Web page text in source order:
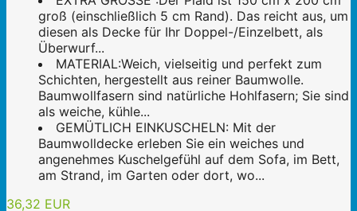
groß (einschließlich 5 cm Rand). Das reicht aus, um
diesen als Decke für Ihr Doppel-/Einzelbett, als
Überwurf...
MATERIAL:Weich, vielseitig und perfekt zum
Schichten, hergestellt aus reiner Baumwolle.
Baumwollfasern sind natürliche Hohlfasern; Sie sind
als weiche, kühle...
GEMÜTLICH EINKUSCHELN: Mit der
Baumwolldecke erleben Sie ein weiches und
angenehmes Kuschelgefühl auf dem Sofa, im Bett,
am Strand, im Garten oder dort, wo...
36,32 EUR